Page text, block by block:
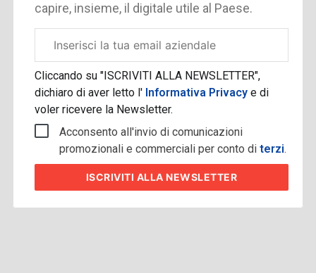
capire, insieme, il digitale utile al Paese.
aziendale
Cliccando su "ISCRIVITI ALLA NEWSLETTER",
dichiaro di aver letto l' Informativa Privacye di
voler ricevere la Newsletter.
Acconsento all'invio di comunicazioni
promozionali e commerciali per conto diterzi.
ISCRIVITI ALLA NEWSLETTER